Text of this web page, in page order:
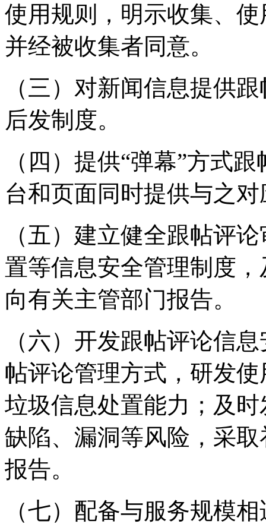
使用规则，明示收集、
并经被收集者同意。
（三）对新闻信息提供
后发制度。
（四）提供“弹幕”方式
台和页面同时提供与之
（五）建立健全跟帖评
置等信息安全管理制度
向有关主管部门报告。
（六）开发跟帖评论信
帖评论管理方式，研发
垃圾信息处置能力；及
缺陷、漏洞等风险，采
报告。
（七）配备与服务规模